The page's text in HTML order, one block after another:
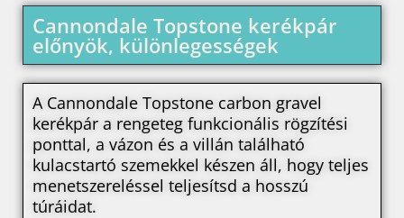
Cannondale Topstone kerékpár
előnyök, különlegességek
A Cannondale Topstone carbon gravel
kerékpár a rengeteg funkcionális rögzítési
ponttal, a vázon és a villán található
kulacstartó szemekkel készen áll, hogy teljes
menetszereléssel teljesítsd a hosszú
túráidat.